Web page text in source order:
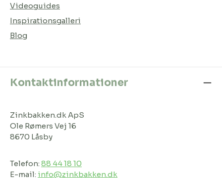
Videoguides
Inspirationsgalleri
Blog
Kontaktinformationer
Zinkbakken.dk ApS
Ole Rømers Vej 16
8670 Låsby
Telefon: 88 44 18 10
E-mail: info@zinkbakken.dk